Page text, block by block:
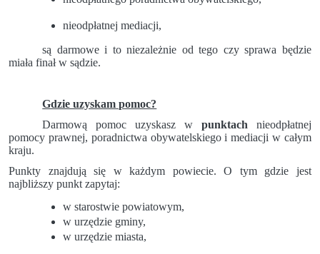
nieodpłatnej mediacji,
są darmowe i to niezależnie od tego czy sprawa będzie
miała finał w sądzie.
Gdzie uzyskam pomoc?
Darmową pomoc uzyskasz wpunktach nieodpłatnej
pomocy prawnej, poradnictwa obywatelskiego i mediacji w całym
kraju.
Punkty znajdują się w każdym powiecie. O tym gdzie jest
najbliższy punkt zapytaj:
w starostwie powiatowym,
w urzędzie gminy,
w urzędzie miasta,